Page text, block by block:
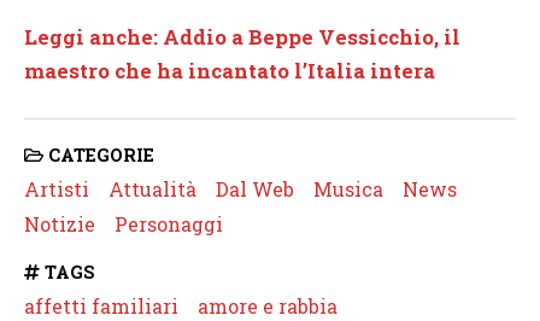
Leggi anche: Addio a Beppe Vessicchio, il
maestro che ha incantato l’Italia intera
CATEGORIE
Artisti Attualità Dal Web Musica
News
Notizie
Personaggi
TAGS
affetti familiari
amore e rabbia